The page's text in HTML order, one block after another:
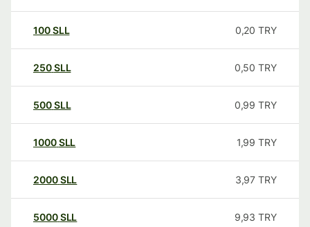
100SLL 0,20 TRY
250SLL 0,50 TRY
500SLL 0,99 TRY
1000SLL 1,99 TRY
2000SLL 3,97 TRY
5000SLL 9,93 TRY